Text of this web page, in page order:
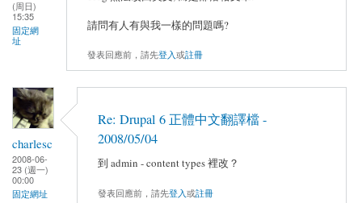
(周日)
15:35
固定網
址
請問有人有與我一樣的問題嗎?
發表回應前，請先登入或註冊
charlesc
2008-06-
23 (週一)
00:00
固定網址
Re: Drupal 6 正體中文翻譯檔 -
2008/05/04
到 admin - content types 裡改？
發表回應前，請先登入或註冊